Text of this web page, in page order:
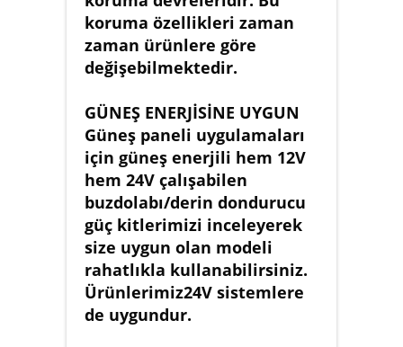
koruma özellikleri zaman
zaman ürünlere göre
değişebilmektedir.
GÜNEŞ ENERJİSİNE UYGUN
Güneş paneli uygulamaları
için güneş enerjili hem 12V
hem 24V çalışabilen
buzdolabı/derin dondurucu
güç kitlerimizi inceleyerek
size uygun olan modeli
rahatlıkla kullanabilirsiniz.
Ürünlerimiz24V sistemlere
de uygundur.